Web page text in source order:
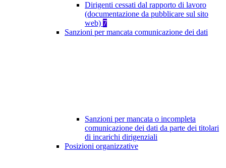
Dirigenti cessati dal rapporto di lavoro
(documentazione da pubblicare sul sito
web) 7
Sanzioni per mancata comunicazione dei dati
Sanzioni per mancata o incompleta
comunicazione dei dati da parte dei titolari
di incarichi dirigenziali
Posizioni organizzative